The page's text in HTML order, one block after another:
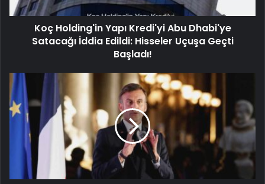
Koç Holding'in Yapı Kredi'yi Abu Dhabi'ye
Satacağı İddia Edildi: Hisseler Uçuşa Geçti
Başladı!